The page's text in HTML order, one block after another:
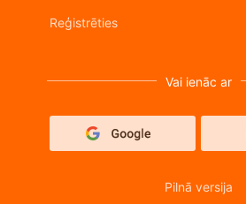
Reģistrēties
Vai ienāc ar
Pilnā versija